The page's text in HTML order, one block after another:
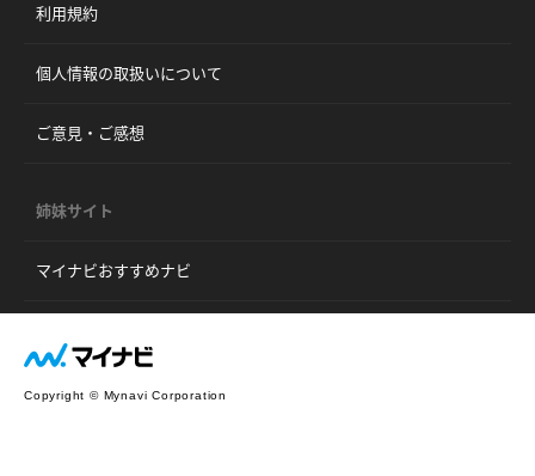
利用規約
個人情報の取扱いについて
ご意見・ご感想
姉妹サイト
マイナビおすすめナビ
Copyright © Mynavi Corporation